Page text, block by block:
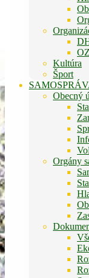
Kultúra
Šport
Obecný
Orgány